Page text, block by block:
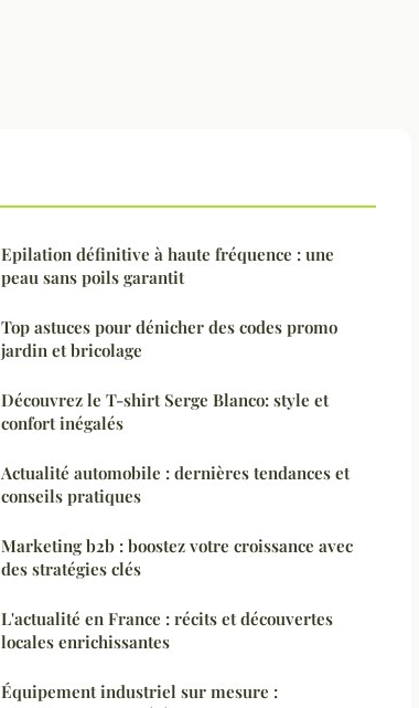
Epilation définitive à haute fréquence : une
peau sans poils garantit
Top astuces pour dénicher des codes promo
jardin et bricolage
Découvrez le T-shirt Serge Blanco: style et
confort inégalés
Actualité automobile : dernières tendances et
conseils pratiques
Marketing b2b : boostez votre croissance avec
des stratégies clés
L'actualité en France : récits et découvertes
locales enrichissantes
Équipement industriel sur mesure :